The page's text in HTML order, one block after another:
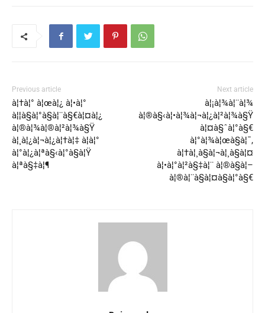
Previous article
à¦†à¦° à¦œà¦¿ à¦•à¦°
à¦¦à§à¦°à§à¦¨à§€à¦¤à¦¿
à¦®à¦¾à¦®à¦²à¦¾à§Ÿ
à¦¸à¦¿à¦¬à¦¿à¦†à¦‡ à¦à¦°
à¦°à¦¿à¦ªà§‹à¦°à§à¦Ÿ
à¦ªà§‡à¦¶
Next article
à¦¡à¦¾à¦¨à¦¾
à¦®à§‹à¦•à¦¾à¦¬à¦¿à¦²à¦¾à§Ÿ
à¦¤à§ˆà¦°à§€
à¦°à¦¾à¦œà§à¦¯,
à¦†à¦¸à§à¦¬à¦¸à§à¦¤
à¦•à¦°à¦²à§‡à¦¨ à¦®à§à¦–
à¦®à¦¨à§à¦¤à§à¦°à§€